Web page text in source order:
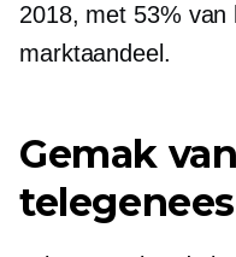
2018, met 53% van
marktaandeel.
Gemak van